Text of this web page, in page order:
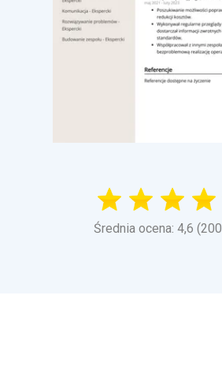
Średnia ocena: 4,6